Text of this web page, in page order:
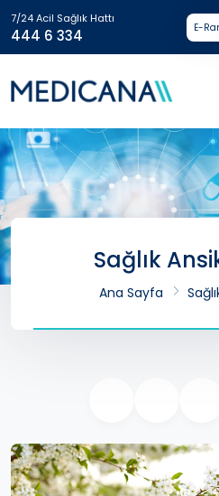
7/24 Acil Sağlık Hattı
444 6 334 E-
Sağlık
Ana Sayfa